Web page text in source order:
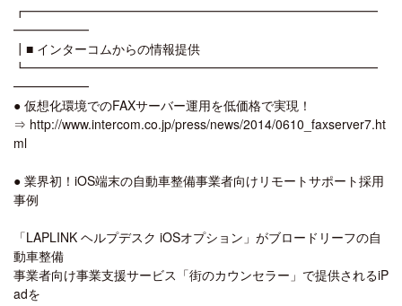
┏━━━━━━━━━━━━━━━━━━━━━━━━━━━━
━━━━━━
┃■ インターコムからの情報提供
┗━━━━━━━━━━━━━━━━━━━━━━━━━━━━
━━━━━━
● 仮想化環境でのFAXサーバー運用を低価格で実現！
⇒ http://www.intercom.co.jp/press/news/2014/0610_faxserver7.ht
ml
● 業界初！iOS端末の自動車整備事業者向けリモートサポート採用
事例
「LAPLINK ヘルプデスク iOSオプション」がブロードリーフの自
動車整備
事業者向け事業支援サービス「街のカウンセラー」で提供されるiP
adを